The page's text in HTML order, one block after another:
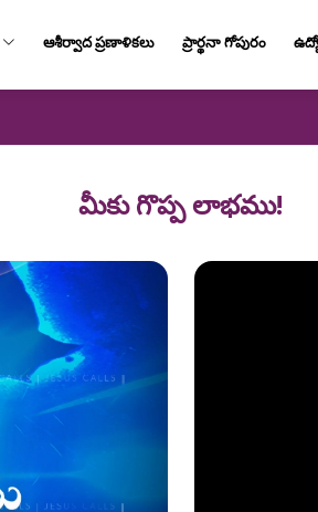
ఆశీర్వాద ప్రణాళికలు ప్రార్థనా గోపురం
మీకు గొప్ప లాభము!